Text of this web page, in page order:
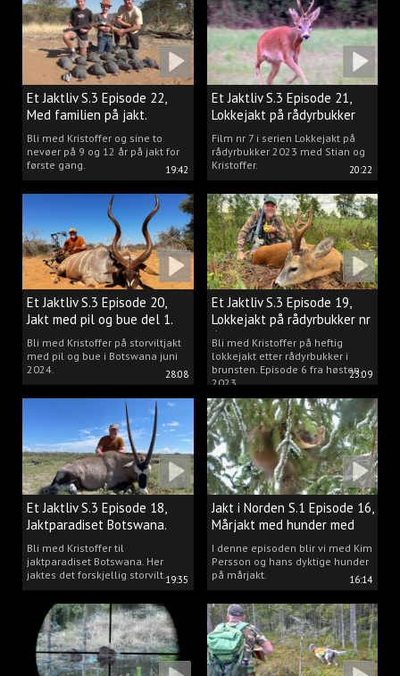
19:42
Et Jaktliv S.3 Episode 22,
Med familien på jakt.
Bli med Kristoffer og sine to
nevøer på 9 og 12 år på jakt for
første gang.
20:22
Et Jaktliv S.3 Episode 21,
Lokkejakt på rådyrbukker
med Stian og Kristoffer
Film nr 7 i serien Lokkejakt på
rådyrbukker 2023 med Stian og
Kristoffer.
28:08
Et Jaktliv S.3 Episode 20,
Jakt med pil og bue del 1.
Bli med Kristoffer på storviltjakt
med pil og bue i Botswana juni
2024.
23:09
Et Jaktliv S.3 Episode 19,
Lokkejakt på rådyrbukker nr
6
Bli med Kristoffer på heftig
lokkejakt etter rådyrbukker i
brunsten. Episode 6 fra høsten
2023.
19:35
Et Jaktliv S.3 Episode 18,
Jaktparadiset Botswana.
Bli med Kristoffer til
jaktparadiset Botswana. Her
jaktes det forskjellig storvilt.
16:14
Jakt i Norden S.1 Episode 16,
Mårjakt med hunder med
Kim Persson
I denne episoden blir vi med Kim
Persson og hans dyktige hunder
på mårjakt.